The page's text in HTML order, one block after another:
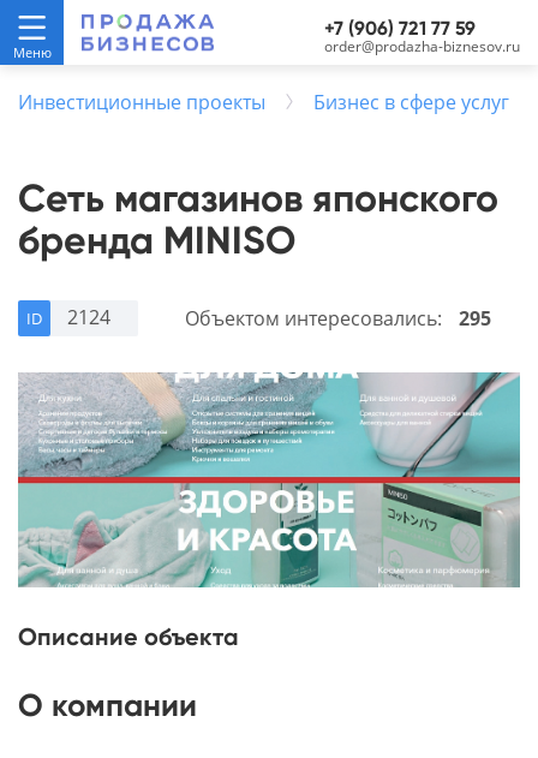
+7 (906) 721 77 59
order@prodazha-biznesov.ru
Инвестиционные проекты Бизнес в сфере услуг
Сеть магазинов японского
бренда MINISO
ID 2124 Объектом интересовались: 295
Описание объекта
О компании